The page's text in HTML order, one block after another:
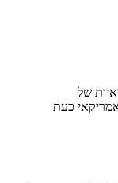
של
כעת